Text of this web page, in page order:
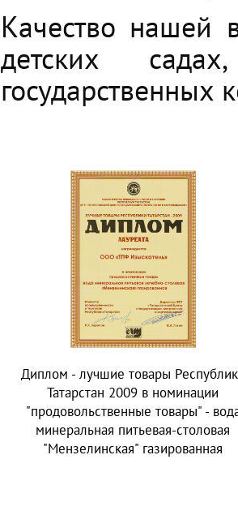
Качество нашей
детских
государственных
Диплом - лучшие товары
Татарстан 2009 в номинации
"продовольственные товары" -
минеральная питьевая-столовая
"Мензелинская" газированная